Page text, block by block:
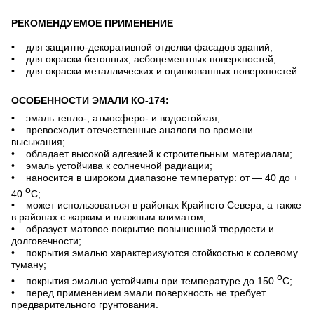
РЕКОМЕНДУЕМОЕ ПРИМЕНЕНИЕ
• для защитно-декоративной отделки фасадов зданий;
• для окраски бетонных, асбоцементных поверхностей;
• для окраски металлических и оцинкованных поверхностей.
ОСОБЕННОСТИ ЭМАЛИ КО-174:
• эмаль тепло-, атмосферо- и водостойкая;
• превосходит отечественные аналоги по времени
высыхания;
• обладает высокой адгезией к строительным материалам;
• эмаль устойчива к солнечной радиации;
• наносится в широком диапазоне температур: от — 40 до +
40 оС;
• может использоваться в районах Крайнего Севера, а также
в районах с жарким и влажным климатом;
• образует матовое покрытие повышенной твердости и
долговечности;
• покрытия эмалью характеризуются стойкостью к солевому
туману;
• покрытия эмалью устойчивы при температуре до 150 оС;
• перед применением эмали поверхность не требует
предварительного грунтования.